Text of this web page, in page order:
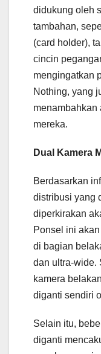
didukung oleh
tambahan,
(card holder),
cincin
mengingatkan
Nothing, yang
menambahkan
mereka.
Dual Kamera
Berdasarkan
distribusi yang
diperkirakan
Ponsel ini
di bagian
dan ultra-wide.
kamera
diganti sendiri
Selain itu,
diganti